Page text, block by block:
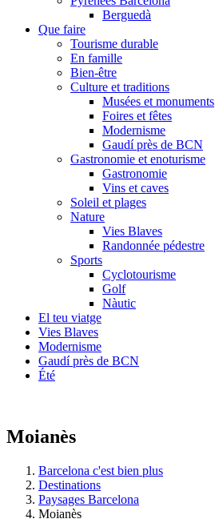
Berguedà
Que faire
Tourisme durable
En famille
Bien-être
Culture et traditions
Musées et monuments
Foires et fêtes
Modernisme
Gaudí près de BCN
Gastronomie et enoturisme
Gastronomie
Vins et caves
Soleil et plages
Nature
Vies Blaves
Randonnée pédestre
Sports
Cyclotourisme
Golf
Nàutic
El teu viatge
Vies Blaves
Modernisme
Gaudí près de BCN
Été
Moianès
Barcelona c'est bien plus
Destinations
Paysages Barcelona
Moianès